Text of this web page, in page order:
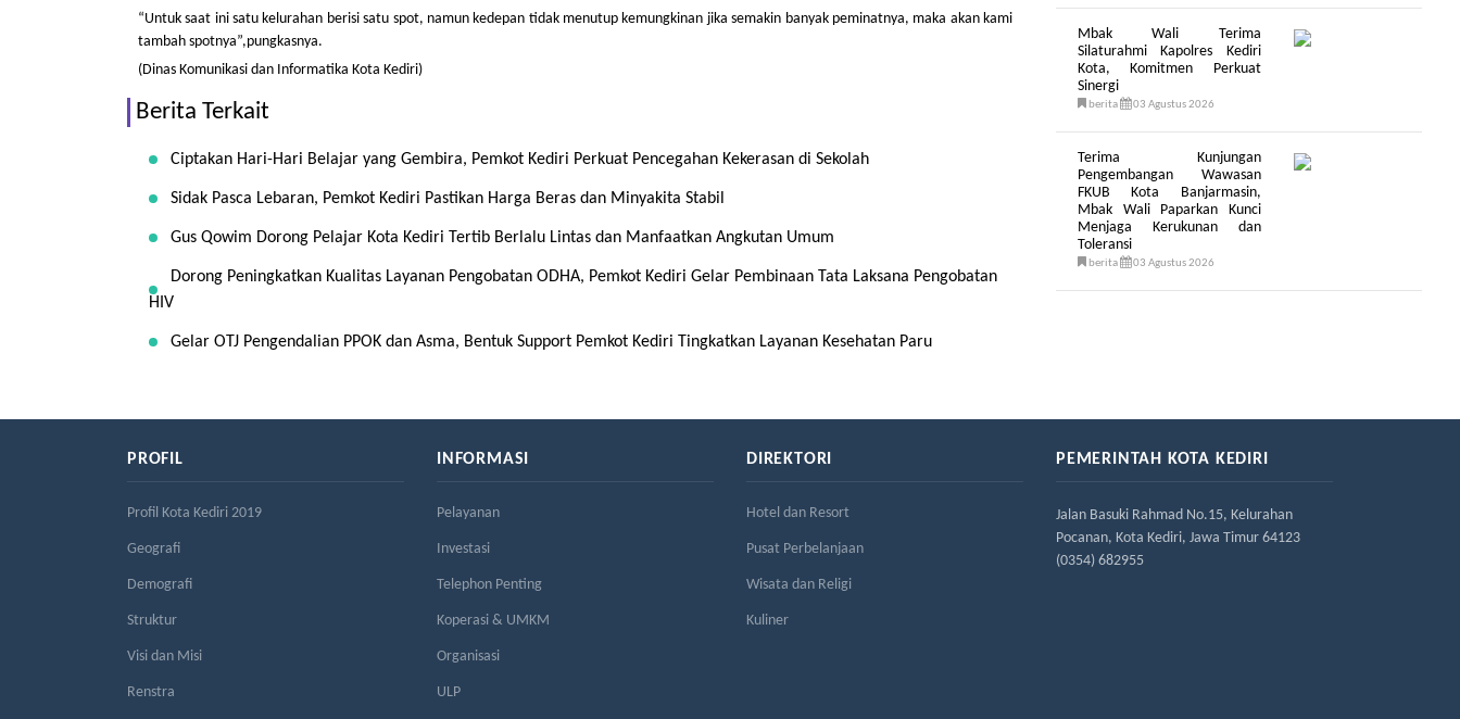
“Untuk saat ini satu kelurahan berisi satu spot, namun kedepan tidak menutup kemungkinan jika semakin banyak peminatnya, maka akan kami
tambah spotnya”,pungkasnya.
(Dinas Komunikasi dan Informatika Kota Kediri)
Berita Terkait
Ciptakan Hari-Hari Belajar yang Gembira, Pemkot Kediri Perkuat Pencegahan Kekerasan di Sekolah
Sidak Pasca Lebaran, Pemkot Kediri Pastikan Harga Beras dan Minyakita Stabil
Gus Qowim Dorong Pelajar Kota Kediri Tertib Berlalu Lintas dan Manfaatkan Angkutan Umum
Dorong Peningkatkan Kualitas Layanan Pengobatan ODHA, Pemkot Kediri Gelar Pembinaan Tata Laksana Pengobatan
HIV
Gelar OTJ Pengendalian PPOK dan Asma, Bentuk Support Pemkot Kediri Tingkatkan Layanan Kesehatan Paru
Mbak Wali Terima
Silaturahmi Kapolres Kediri
Kota, Komitmen Perkuat
Sinergi
berita 03 Agustus 2026
Terima Kunjungan
Pengembangan Wawasan
FKUB Kota Banjarmasin,
Mbak Wali Paparkan Kunci
Menjaga Kerukunan dan
Toleransi
berita 03 Agustus 2026
PROFIL
Profil Kota Kediri 2019
Geografi
Demografi
Struktur
Visi dan Misi
Renstra
INFORMASI
Pelayanan
Investasi
Telephon Penting
Koperasi & UMKM
Organisasi
ULP
DIREKTORI
Hotel dan Resort
Pusat Perbelanjaan
Wisata dan Religi
Kuliner
PEMERINTAH KOTA KEDIRI
Jalan Basuki Rahmad No.15, Kelurahan
Pocanan, Kota Kediri, Jawa Timur 64123
(0354) 682955